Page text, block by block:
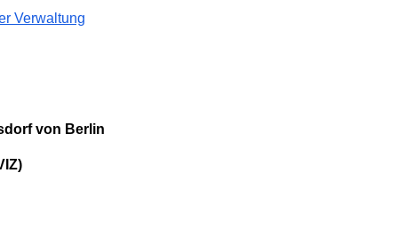
Verwaltung
von Berlin